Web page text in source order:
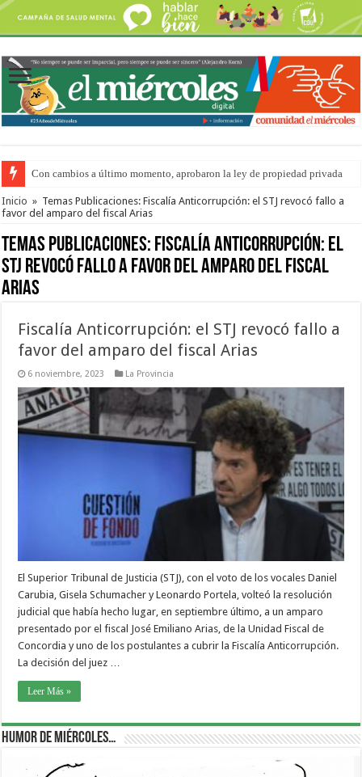
Con cambios a último momento, aprobaron la ley de propiedad privada
Adopción en Entre Ríos: el 35% de los 90 niños, niñas y adolescentes que
Inicio » Temas Publicaciones: Fiscalía Anticorrupción: el STJ revocó fallo a
favor del amparo del fiscal Arias
Temas Publicaciones: Fiscalía Anticorrupción: el
STJ revocó fallo a favor del amparo del fiscal
Arias
Fiscalía Anticorrupción: el STJ revocó fallo a
favor del amparo del fiscal Arias
6 noviembre, 2023 La Provincia
El Superior Tribunal de Justicia (STJ), con el voto de los vocales Daniel
Carubia, Gisela Schumacher y Leonardo Portela, volteó la resolución
judicial que había hecho lugar, en septiembre último, a un amparo
presentado por el fiscal José Emiliano Arias, de la Unidad Fiscal de
Concordia y uno de los postulantes a cubrir la Fiscalía Anticorrupción.
La decisión del juez …
Leer Más »
Humor de Miércoles…